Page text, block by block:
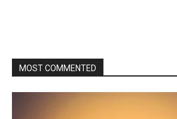
MOST COMMENTED